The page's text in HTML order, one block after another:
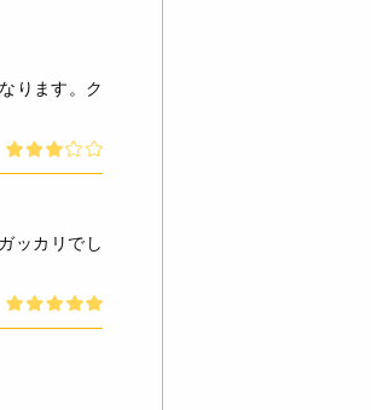
ります。ク
ッカリでし